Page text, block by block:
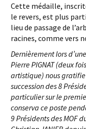
Cette médaille,
le revers, est plus
lieu de passage de
racines, comme vers
Dernièrement lors
Pierre PIGNAT (deux
artistique) nous
succession des 8
particulier sur le
conserva ce poste
9 Présidents des MOF